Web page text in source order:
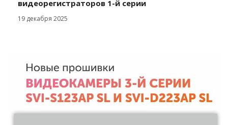
видеорегистраторов 1-й серии
19 декабря 2025